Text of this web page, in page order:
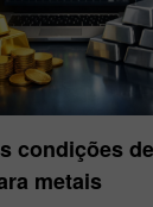
condições de
metais